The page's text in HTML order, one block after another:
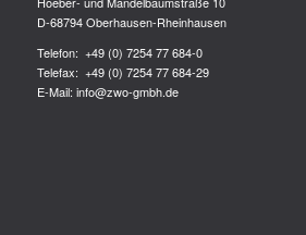
D-68794 Oberhausen-Rheinhausen
Telefon: +49 (0) 7254 77 684-0
Telefax: +49 (0) 7254 77 684-29
E-Mail: info@zwo-gmbh.de